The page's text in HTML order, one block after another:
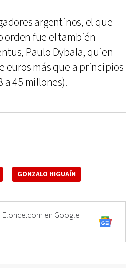
argentinos, el que
orden fue el también
Paulo Dybala, quien
euros más que a principios
a 45 millones).
GONZALO HIGUAÍN
en Google